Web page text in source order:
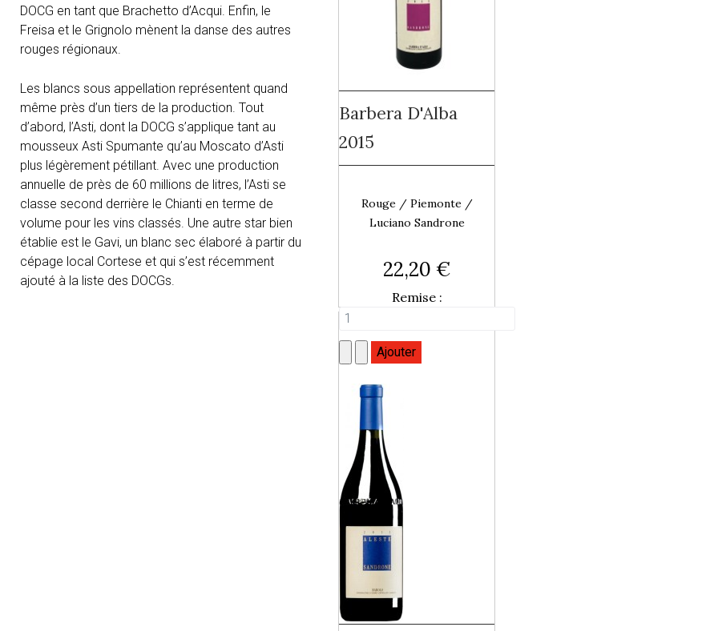
Barbera D'Alba
2015
Rouge / Piemonte /
Luciano Sandrone
22,20 €
Remise :
DOCG en tant que Brachetto d’Acqui. Enfin, le
Freisa et le Grignolo mènent la danse des autres
rouges régionaux.
Les blancs sous appellation représentent quand
même près d’un tiers de la production. Tout
d’abord, l’Asti, dont la DOCG s’applique tant au
mousseux Asti Spumante qu’au Moscato d’Asti
plus légèrement pétillant. Avec une production
annuelle de près de 60 millions de litres, l’Asti se
classe second derrière le Chianti en terme de
volume pour les vins classés. Une autre star bien
établie est le Gavi, un blanc sec élaboré à partir du
cépage local Cortese et qui s’est récemment
ajouté à la liste des DOCGs.